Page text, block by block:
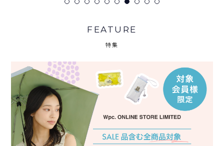
FEATURE
特集